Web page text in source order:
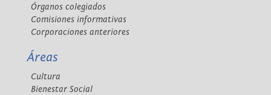
Órganos colegiados
Comisiones informativas
Corporaciones anteriores
Áreas
Cultura
Bienestar Social